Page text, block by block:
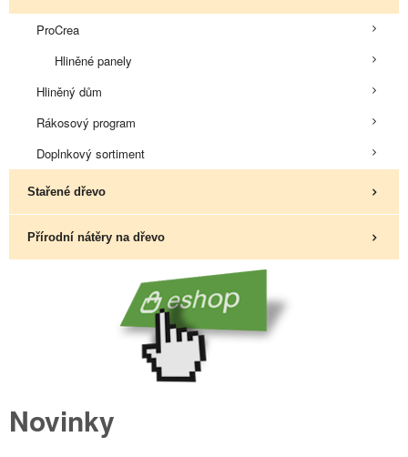
ProCrea
Hliněné panely
Hliněný dům
Rákosový program
Doplnkový sortiment
Stařené dřevo
Přírodní nátěry na dřevo
Novinky